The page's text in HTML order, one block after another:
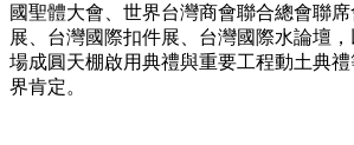
國聖體大會、世界台灣商會聯合總會聯
展、台灣國際扣件展、台灣國際水論壇
場成圓天棚啟用典禮與重要工程動土典
界肯定。